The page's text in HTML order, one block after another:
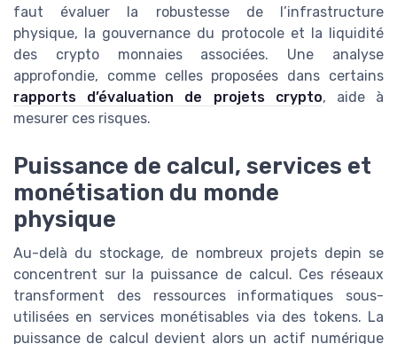
faut évaluer la robustesse de l’infrastructure
physique, la gouvernance du protocole et la liquidité
des crypto monnaies associées. Une analyse
approfondie, comme celles proposées dans certains
rapports d’évaluation de projets crypto, aide à
mesurer ces risques.
Puissance de calcul, services et
monétisation du monde
physique
Au-delà du stockage, de nombreux projets depin se
concentrent sur la puissance de calcul. Ces réseaux
transforment des ressources informatiques sous-
utilisées en services monétisables via des tokens. La
puissance de calcul devient alors un actif numérique